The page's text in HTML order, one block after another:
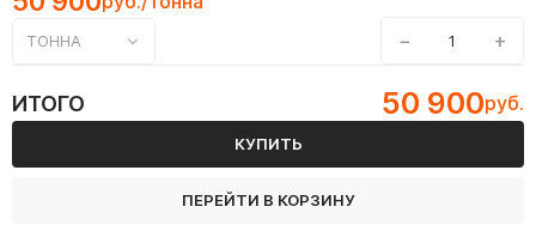
ТОННА − +
ИТОГО 50 900руб.
КУПИТЬ
ПЕРЕЙТИ В КОРЗИНУ